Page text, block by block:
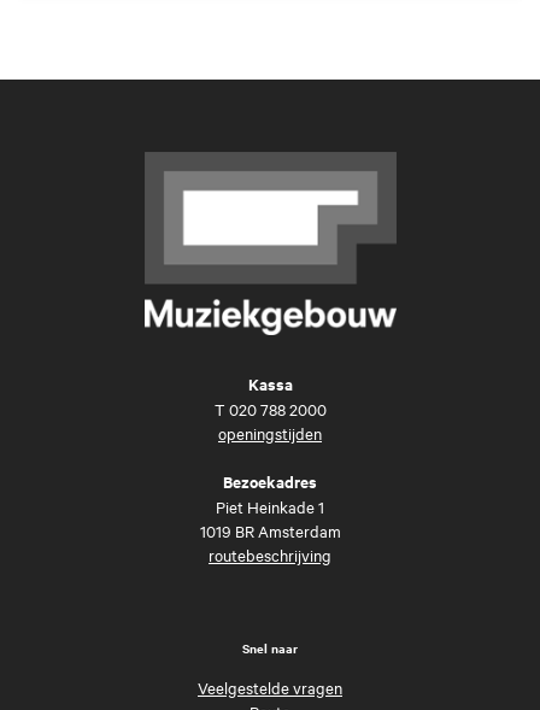
Kassa
T 020 788 2000
openingstijden
Bezoekadres
Piet Heinkade 1
1019 BR Amsterdam
routebeschrijving
Snel naar
Veelgestelde vragen